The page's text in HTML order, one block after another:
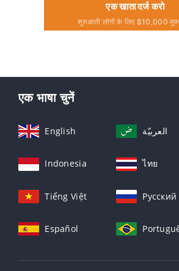
एक खाता दर्ज करो
शुरुआती लोगों के लिए $10,000
एक भाषा चुनें
English العربيّة
Indonesia ไทย
Tiếng Việt Русский
Español